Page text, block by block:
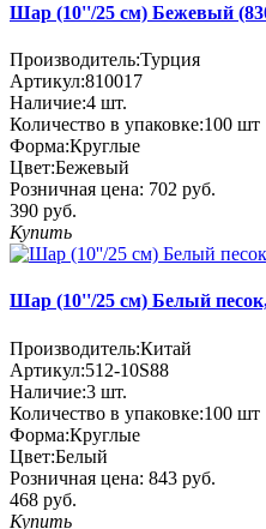
Шар (10''/25 см) Бежевый
Производитель:Турция
Артикул:810017
Наличие:4 шт.
Количество в упаковке:100 шт
Форма:Круглые
Цвет:Бежевый
Розничная цена: 702 руб.
390 руб.
Купить
Шар (10''/25 см) Белый
Производитель:Китай
Артикул:512-10S88
Наличие:3 шт.
Количество в упаковке:100 шт
Форма:Круглые
Цвет:Белый
Розничная цена: 843 руб.
468 руб.
Купить